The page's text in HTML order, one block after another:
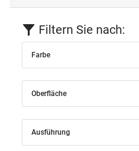
Filtern Sie nach:
Farbe
Oberfläche
Ausführung